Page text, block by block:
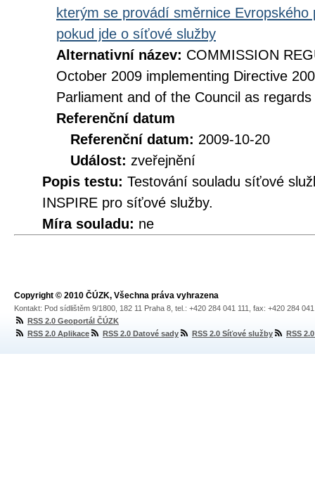
kterým se provádí směrnice
pokud jde o síťové služby
Alternativní název: COMMISSION
October 2009 implementing Directive
Parliament and of the Council as
Referenční datum
Referenční datum: 2009-10-20
Událost: zveřejnění
Popis testu: Testování souladu síťové
INSPIRE pro síťové služby.
Míra souladu: ne
Copyright © 2010 ČÚZK, Všechna práva vyhrazena
Kontakt: Pod sídlištěm 9/1800, 182 11 Praha 8, tel.: +420 284 041 111, fax: +420 284
RSS 2.0 Geoportál ČÚZK
RSS 2.0 Aplikace
RSS 2.0 Datové sady RSS 2.0 Síťové služby RSS